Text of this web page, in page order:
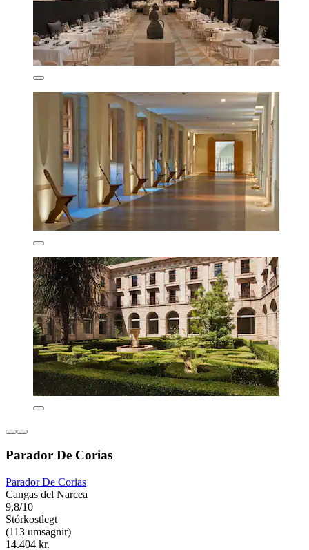
Parador De Corias
Parador De Corias
Cangas del Narcea
9,8/10
Stórkostlegt
(113 umsagnir)
14.404 kr.